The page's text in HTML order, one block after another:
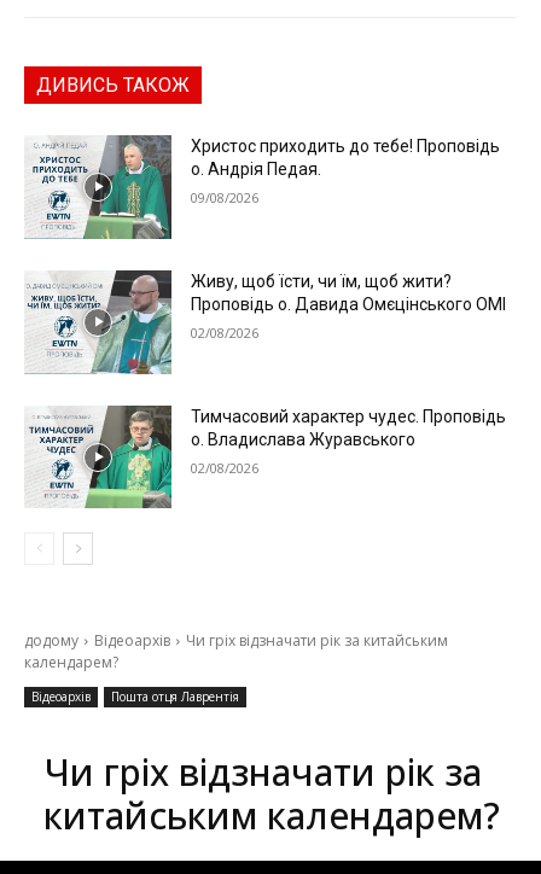
ДИВИСЬ ТАКОЖ
Христос приходить до тебе! Проповідь
о. Андрія Педая.
09/08/2026
Живу, щоб їсти, чи їм, щоб жити?
Проповідь о. Давида Омєцінського ОМІ
02/08/2026
Тимчасовий характер чудес. Проповідь
о. Владислава Журавського
02/08/2026